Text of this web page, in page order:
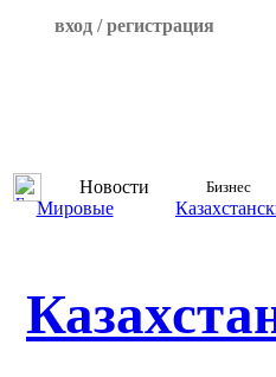
вход / регистрация
Новости Бизнес
Мировые